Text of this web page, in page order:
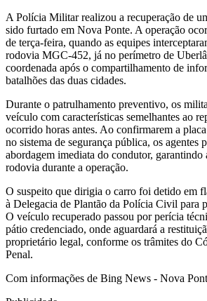
A Polícia Militar realizou a recuperação de
sido furtado em Nova Ponte. A operação
de terça-feira, quando as equipes
rodovia MGC-452, já no perímetro de
coordenada após o compartilhamento de
batalhões das duas cidades.
Durante o patrulhamento preventivo, os
veículo com características semelhantes ao
ocorrido horas antes. Ao confirmarem a
no sistema de segurança pública, os agentes
abordagem imediata do condutor, garantindo
rodovia durante a operação.
O suspeito que dirigia o carro foi detido em
à Delegacia de Plantão da Polícia Civil para
O veículo recuperado passou por perícia
pátio credenciado, onde aguardará a
proprietário legal, conforme os trâmites do
Penal.
Com informações de Bing News - Nova